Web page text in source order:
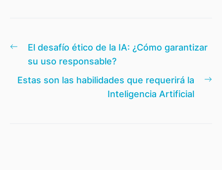
Navegación
entradas
Entrada
anterior:
El desafío ético de la IA: ¿Cómo garantizar
su uso responsable?
Estas son las habilidades que requerirá la
Inteligencia Artificial